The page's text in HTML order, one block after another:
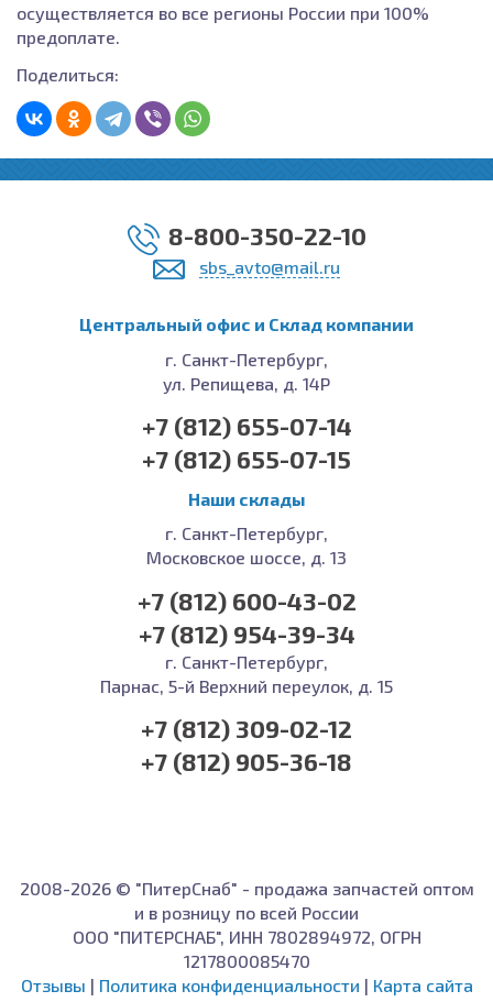
осуществляется во все регионы России при 100%
предоплате.
Поделиться:
8-800-350-22-10
sbs_avto@mail.ru
Центральный офис и Cклад компании
г. Санкт-Петербург,
ул. Репищева, д. 14Р
+7 (812) 655-07-14
+7 (812) 655-07-15
Наши склады
г. Санкт-Петербург,
Московское шоссе, д. 13
+7 (812) 600-43-02
+7 (812) 954-39-34
г. Санкт-Петербург,
Парнас, 5-й Верхний переулок, д. 15
+7 (812) 309-02-12
+7 (812) 905-36-18
2008-2026 © "ПитерСнаб" - продажа запчастей оптом
и в розницу по всей России
ООО "ПИТЕРСНАБ", ИНН 7802894972, ОГРН
1217800085470
Отзывы | Политика конфиденциальности | Карта сайта